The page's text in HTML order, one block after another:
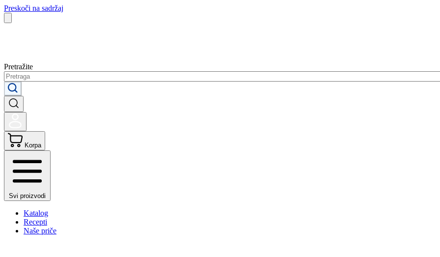
Preskoči na sadržaj
Pretražite
Korpa
Svi proizvodi
Katalog
Recepti
Naše priče